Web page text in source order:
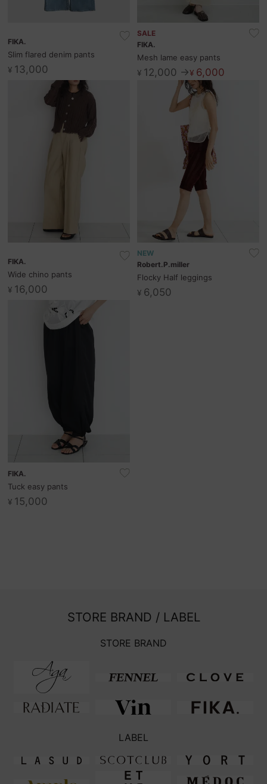
FIKA.
Slim flared denim pants
¥13,000
SALE
FIKA.
Mesh lame easy pants
¥12,000 →¥6,000
FIKA.
Wide chino pants
¥16,000
NEW
Robert.P.miller
Flocky Half leggings
¥6,050
FIKA.
Tuck easy pants
¥15,000
STORE BRAND / LABEL
STORE BRAND
LABEL